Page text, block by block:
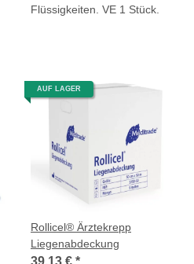
Flüssigkeiten. VE 1 Stück.
AUF LAGER
Rollicel® Ärztekrepp
Liegenabdeckung
39,13 € *